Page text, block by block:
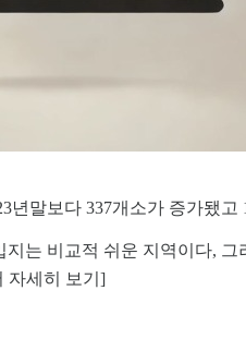
말보다 337개소가 증가됐고
는 비교적 쉬운 지역이다,
자세히 보기]